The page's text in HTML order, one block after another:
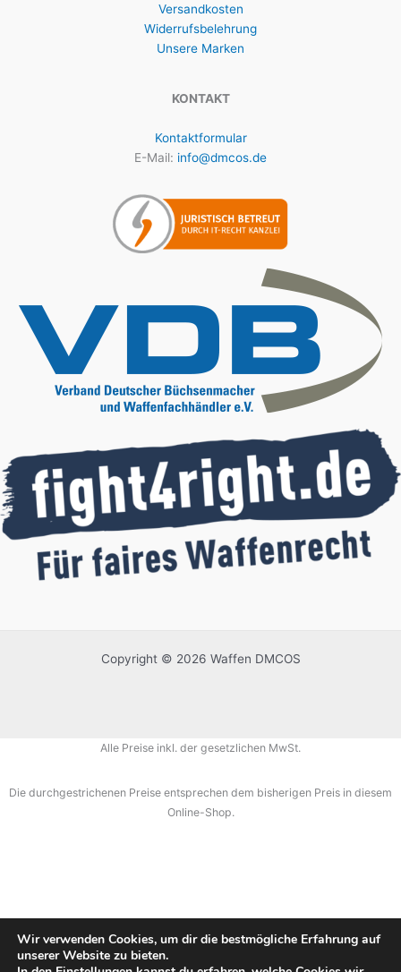
Versandkosten
Widerrufsbelehrung
Unsere Marken
KONTAKT
Kontaktformular
E-Mail: info@dmcos.de
Copyright © 2026 Waffen DMCOS
Alle Preise inkl. der gesetzlichen MwSt.
Die durchgestrichenen Preise entsprechen dem bisherigen Preis in diesem
Online-Shop.
Wir verwenden Cookies, um dir die bestmögliche Erfahrung auf
unserer Website zu bieten.